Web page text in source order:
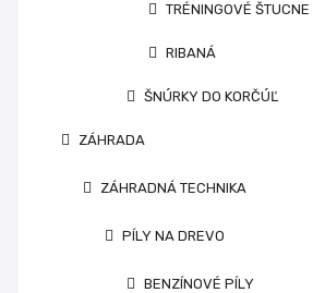
TRÉNINGOVÉ ŠTUCNE
RIBANÁ
ŠNÚRKY DO KORČÚĽ
ZÁHRADA
ZÁHRADNÁ TECHNIKA
PÍLY NA DREVO
BENZÍNOVÉ PÍLY